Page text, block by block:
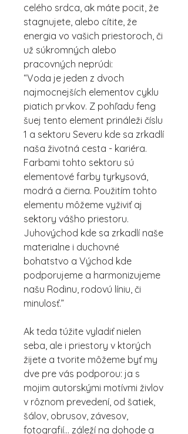
celého srdca, ak máte pocit, že
stagnujete, alebo cítite, že
energia vo vašich priestoroch, či
už súkromných alebo
pracovných neprúdi:
“Voda je jeden z dvoch
najmocnejších elementov cyklu
piatich prvkov. Z pohľadu feng
šuej tento element prináleži číslu
1 a sektoru Severu kde sa zrkadlí
naša životná cesta - kariéra.
Farbami tohto sektoru sú
elementové farby tyrkysová,
modrá a čierna. Použitím tohto
elementu môžeme vyživiť aj
sektory vášho priestoru.
Juhovýchod kde sa zrkadlí naše
materialne i duchovné
bohatstvo a Východ kde
podporujeme a harmonizujeme
našu Rodinu, rodovú líniu, či
minulosť.”
Ak teda túžite vyladiť nielen
seba, ale i priestory v ktorých
žijete a tvorite môžeme byť my
dve pre vás podporou: ja s
mojim autorskými motívmi živlov
v rôznom prevedení, od šatiek,
šálov, obrusov, závesov,
fotografií… záleží na dohode a